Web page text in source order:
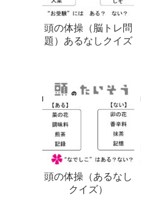
頭の体操（脳トレ問
題）あるなしクイズ
頭の体操（あるなし
クイズ）